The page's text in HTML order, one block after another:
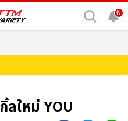
N
ลใหม่ YOU